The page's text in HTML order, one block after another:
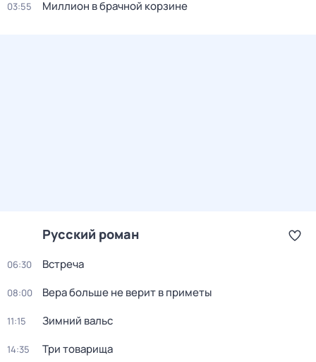
03:55 Миллион в брачной корзине
Русский роман
06:30 Встреча
08:00 Вера больше не верит в приметы
11:15 Зимний вальс
14:35 Три товарища